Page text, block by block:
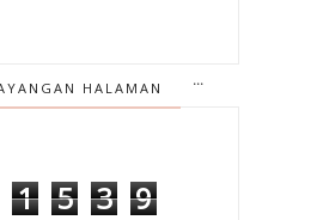
HALAMAN
1 5 3 9